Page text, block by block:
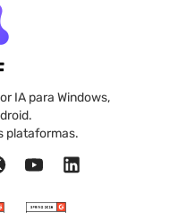
IA para Windows,
plataformas.